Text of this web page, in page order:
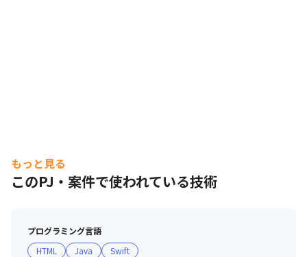
もっと見る
このPJ・案件で使われている技術
プログラミング言語
HTML
Java Swift